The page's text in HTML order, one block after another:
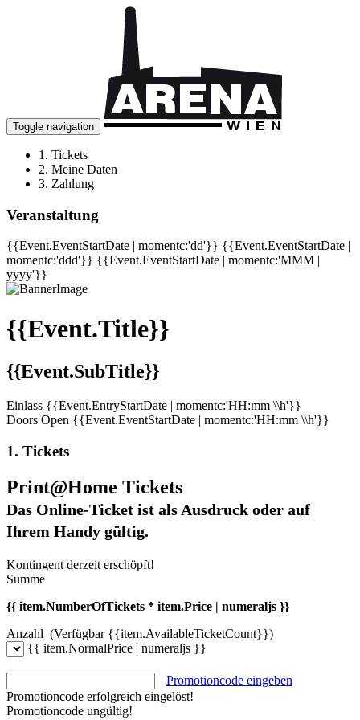
Toggle navigation
1. Tickets
2. Meine Daten
3. Zahlung
Veranstaltung
{{Event.EventStartDate | momentc:'dd'}} {{Event.EventStartDate |
momentc:'ddd'}} {{Event.EventStartDate | momentc:'MMM |
yyyy'}}
{{Event.Title}}
{{Event.SubTitle}}
Einlass {{Event.EntryStartDate | momentc:'HH:mm \\h'}}
Doors Open {{Event.EventStartDate | momentc:'HH:mm \\h'}}
1. Tickets
Print@Home Tickets
Das Online-Ticket ist als Ausdruck oder auf
Ihrem Handy gültig.
Kontingent derzeit erschöpft!
Summe
{{ item.NumberOfTickets * item.Price | numeraljs }}
Anzahl (Verfügbar {{item.AvailableTicketCount}})
{{ item.NormalPrice | numeraljs }}
Promotioncode eingeben
Promotioncode erfolgreich eingelöst!
Promotioncode ungültig!